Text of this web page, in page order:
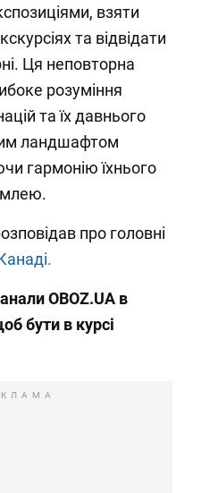
взяти
та відвідати
Ця неповторна
розуміння
та їх давнього
ландшафтом
гармонію їхнього
про головні
OBOZ.UA в
бути в курсі